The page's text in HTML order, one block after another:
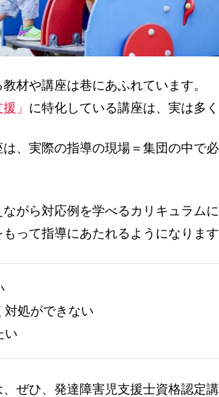
材や講座は巷にあふれています。
」 に特化している講座は、実は多く
、 実際の指導の現場＝集団の中で
がら対応例を学べるカリキュラム
って指導にあたれるようになります
対処ができない
い
ぜひ、発達障害児支援士資格認定